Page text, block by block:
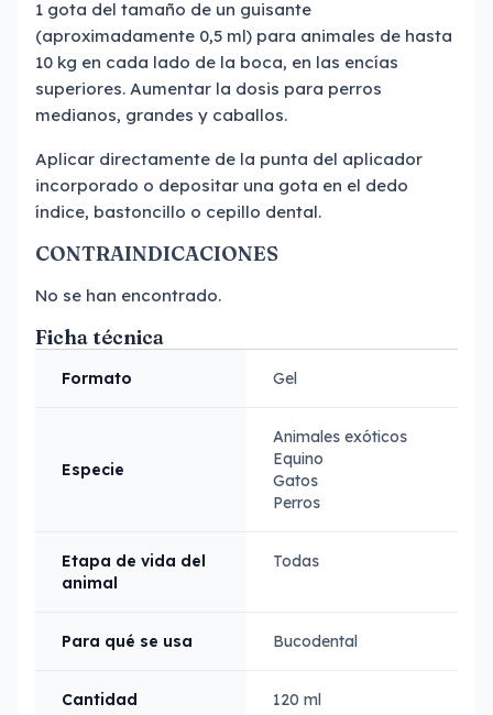
1 gota del tamaño de un guisante
(aproximadamente 0,5 ml) para animales de hasta
10 kg en cada lado de la boca, en las encías
superiores. Aumentar la dosis para perros
medianos, grandes y caballos.
Aplicar directamente de la punta del aplicador
incorporado o depositar una gota en el dedo
índice, bastoncillo o cepillo dental.
CONTRAINDICACIONES
No se han encontrado.
Ficha técnica
Formato Gel
Especie
Animales exóticos
Equino
Gatos
Perros
Etapa de vida del
animal
Todas
Para qué se usa Bucodental
Cantidad 120 ml